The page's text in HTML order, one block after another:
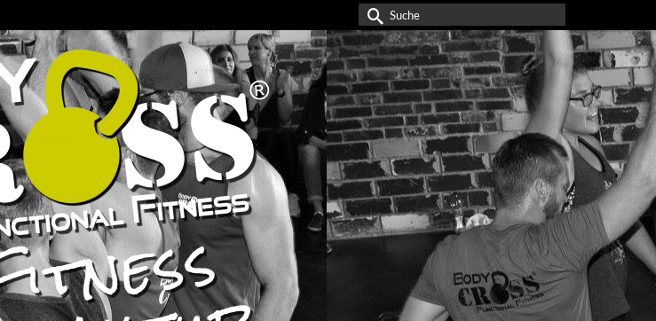
Suche
nach: